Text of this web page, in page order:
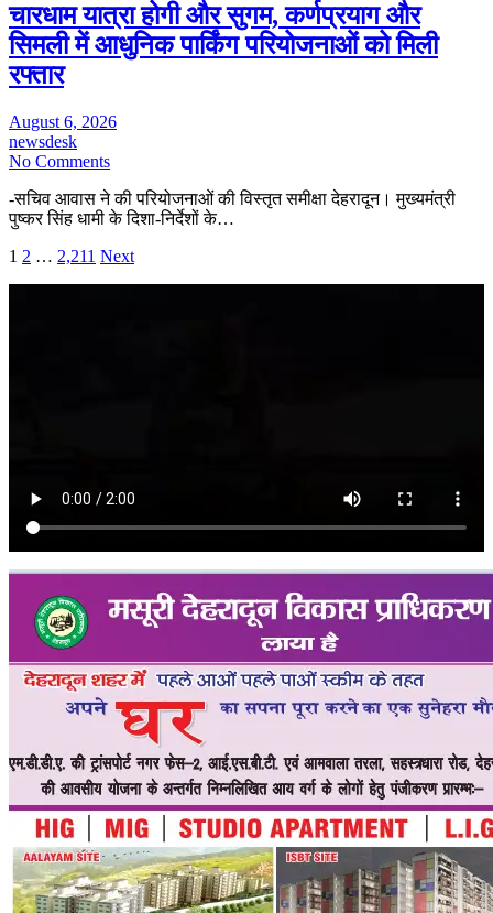
चारधाम यात्रा होगी और सुगम, कर्णप्रयाग और
सिमली में आधुनिक पार्किंग परियोजनाओं को मिली
रफ्तार
August 6, 2026
newsdesk
No Comments
-सचिव आवास ने की परियोजनाओं की विस्तृत समीक्षा देहरादून। मुख्यमंत्री
पुष्कर सिंह धामी के दिशा-निर्देशों के…
Posts
pagination
1 2 … 2,211 Next